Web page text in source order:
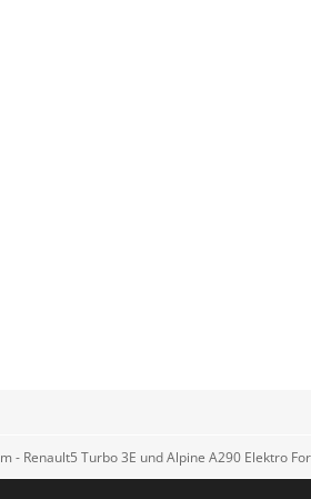
- Renault5 Turbo 3E und Alpine A290 Elektro